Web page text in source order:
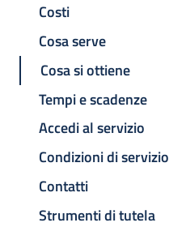
Costi
Cosa serve
Cosa si ottiene
Tempi e scadenze
Accedi al servizio
Condizioni di servizio
Contatti
Strumenti di tutela